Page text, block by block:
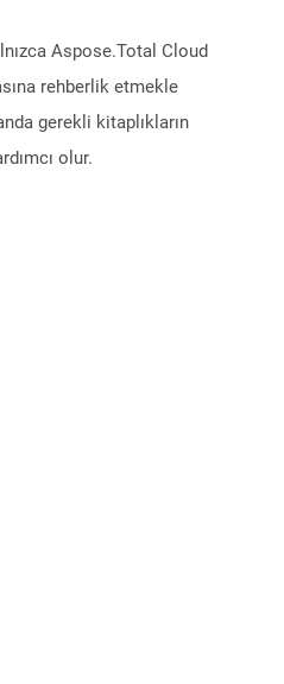
Aspose.Total Cloud
rehberlik etmekle
gerekli kitaplıkların
olur.